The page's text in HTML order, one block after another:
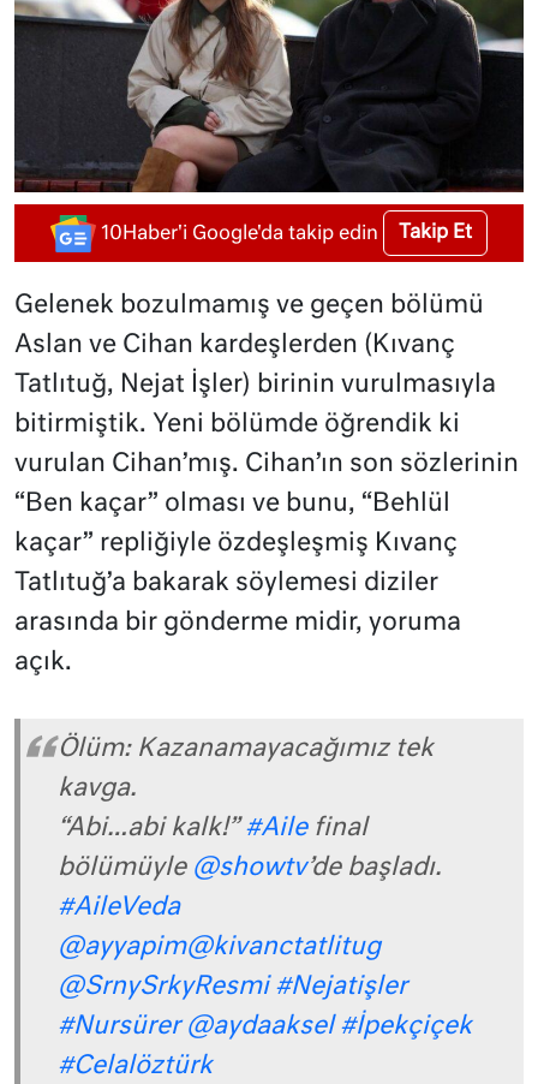
10Haber'i Google'da takip edin Takip Et
Gelenek bozulmamış ve geçen bölümü
Aslan ve Cihan kardeşlerden (Kıvanç
Tatlıtuğ, Nejat İşler) birinin vurulmasıyla
bitirmiştik. Yeni bölümde öğrendik ki
vurulan Cihan’mış. Cihan’ın son sözlerinin
“Ben kaçar” olması ve bunu, “Behlül
kaçar” repliğiyle özdeşleşmiş Kıvanç
Tatlıtuğ’a bakarak söylemesi diziler
arasında bir gönderme midir, yoruma
açık.
Ölüm: Kazanamayacağımız tek
kavga.
“Abi…abi kalk!”#Ailefinal
bölümüyle @showtv’de başladı.
#AileVeda
@ayyapim@kivanctatlitug
@SrnySrkyResmi #Nejatişler
#Nursürer @aydaaksel #İpekçiçek
#Celalöztürk